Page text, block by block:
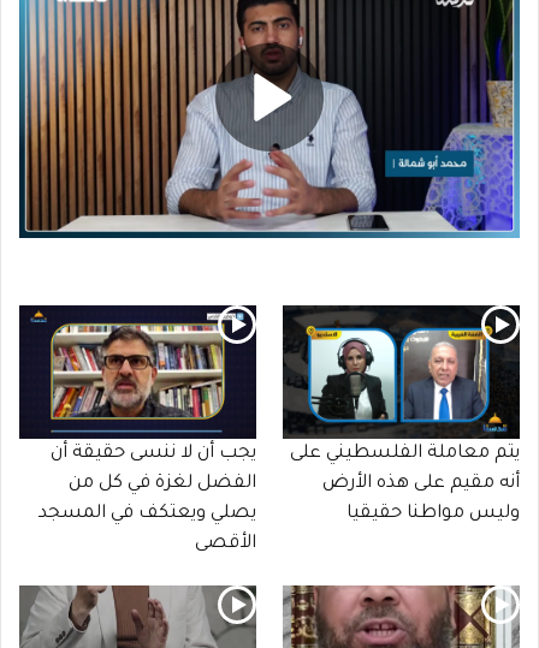
يتم معاملة الفلسطيني على
أنه مقيم على هذه الأرض
وليس مواطنا حقيقيا
يجب أن لا ننسى حقيقة أن
الفضل لغزة في كل من
يصلي ويعتكف في المسجد
الأقصى